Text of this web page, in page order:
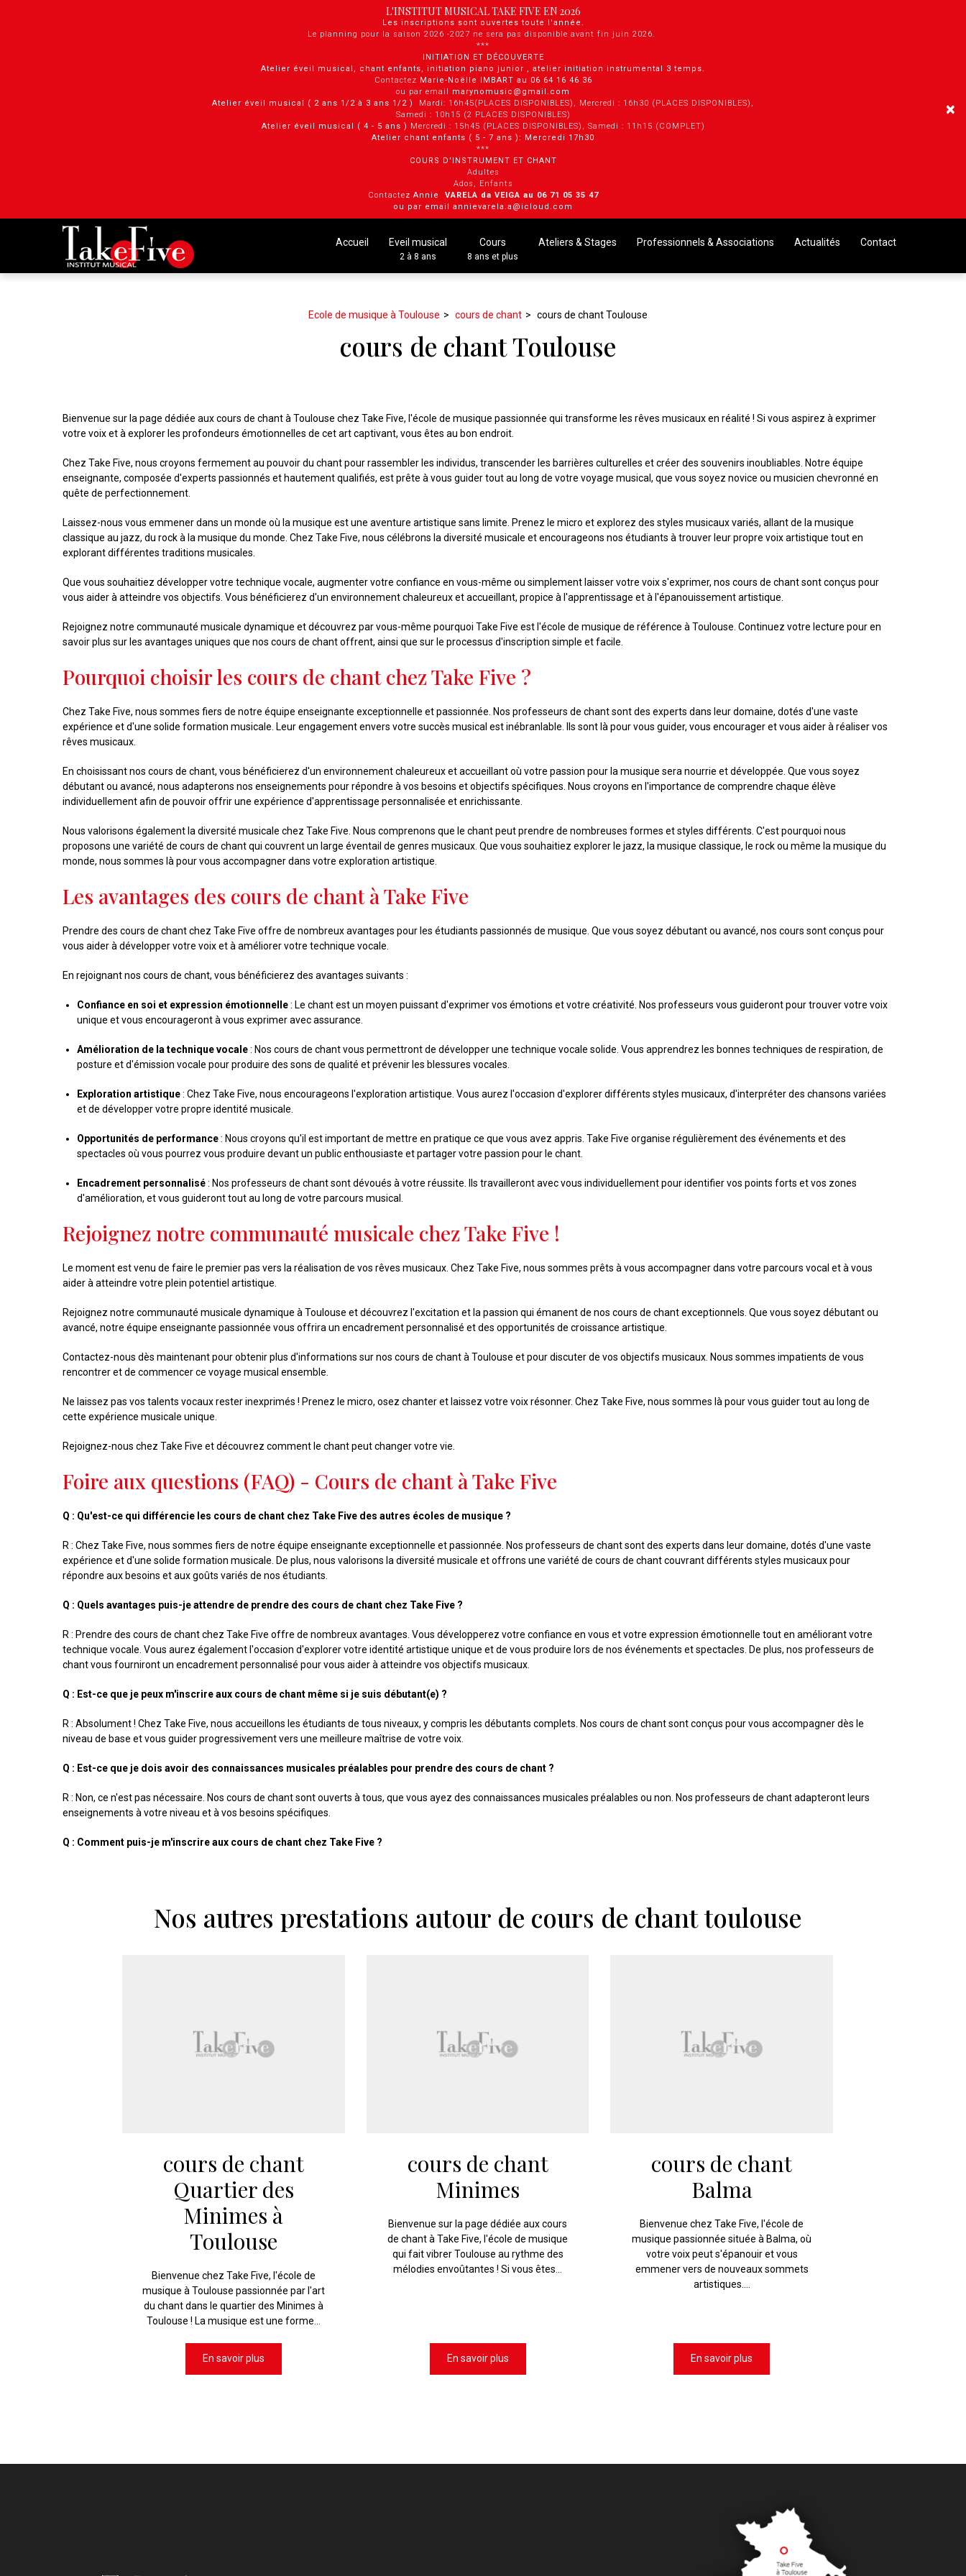
L'INSTITUT MUSICAL TAKE FIVE EN 2026
Les inscriptions sont ouvertes toute l'année.
Le planning pour la saison 2026 -2027 ne sera pas disponible avant fin juin 2026.
***
INITIATION ET DÉCOUVERTE
Atelier éveil musical, chant enfants, initiation piano junior , atelier initiation instrumental 3 temps.
Contactez Marie-Noëlle IMBART au 06 64 16 46 36
ou par email marynomusic@gmail.com
Atelier éveil musical ( 2 ans 1/2 à 3 ans 1/2 ) Mardi: 16h45(PLACES DISPONIBLES), Mercredi : 16h30 (PLACES DISPONIBLES),
Samedi : 10h15 (2 PLACES DISPONIBLES)
Atelier éveil musical ( 4 - 5 ans ) Mercredi : 15h45 (PLACES DISPONIBLES), Samedi : 11h15 (COMPLET)
Atelier chant enfants ( 5 - 7 ans ): Mercredi 17h30
***
COURS D'INSTRUMENT ET CHANT
Adultes
Ados, Enfants
Contactez Annie VARELA da VEIGA au 0 6 71 05 35 47
ou par email annievarela.a@icloud.com
×
Accueil Eveil musical
2 à 8 ans
Cours
8 ans et plus
Ateliers & Stages Professionnels & Associations Actualités Contact
Ecole de musique à Toulouse cours de chant cours de chant Toulouse
cours de chant Toulouse
Bienvenue sur la page dédiée aux cours de chant à Toulouse chez Take Five, l'école de musique passionnée qui transforme les rêves musicaux en réalité ! Si vous aspirez à exprimer
votre voix et à explorer les profondeurs émotionnelles de cet art captivant, vous êtes au bon endroit.
Chez Take Five, nous croyons fermement au pouvoir du chant pour rassembler les individus, transcender les barrières culturelles et créer des souvenirs inoubliables. Notre équipe
enseignante, composée d'experts passionnés et hautement qualifiés, est prête à vous guider tout au long de votre voyage musical, que vous soyez novice ou musicien chevronné en
quête de perfectionnement.
Laissez-nous vous emmener dans un monde où la musique est une aventure artistique sans limite. Prenez le micro et explorez des styles musicaux variés, allant de la musique
classique au jazz, du rock à la musique du monde. Chez Take Five, nous célébrons la diversité musicale et encourageons nos étudiants à trouver leur propre voix artistique tout en
explorant différentes traditions musicales.
Que vous souhaitiez développer votre technique vocale, augmenter votre confiance en vous-même ou simplement laisser votre voix s'exprimer, nos cours de chant sont conçus pour
vous aider à atteindre vos objectifs. Vous bénéficierez d'un environnement chaleureux et accueillant, propice à l'apprentissage et à l'épanouissement artistique.
Rejoignez notre communauté musicale dynamique et découvrez par vous-même pourquoi Take Five est l'école de musique de référence à Toulouse. Continuez votre lecture pour en
savoir plus sur les avantages uniques que nos cours de chant offrent, ainsi que sur le processus d'inscription simple et facile.
Pourquoi choisir les cours de chant chez Take Five ?
Chez Take Five, nous sommes fiers de notre équipe enseignante exceptionnelle et passionnée. Nos professeurs de chant sont des experts dans leur domaine, dotés d'une vaste
expérience et d'une solide formation musicale. Leur engagement envers votre succès musical est inébranlable. Ils sont là pour vous guider, vous encourager et vous aider à réaliser vos
rêves musicaux.
En choisissant nos cours de chant, vous bénéficierez d'un environnement chaleureux et accueillant où votre passion pour la musique sera nourrie et développée. Que vous soyez
débutant ou avancé, nous adapterons nos enseignements pour répondre à vos besoins et objectifs spécifiques. Nous croyons en l'importance de comprendre chaque élève
individuellement afin de pouvoir offrir une expérience d'apprentissage personnalisée et enrichissante.
Nous valorisons également la diversité musicale chez Take Five. Nous comprenons que le chant peut prendre de nombreuses formes et styles différents. C'est pourquoi nous
proposons une variété de cours de chant qui couvrent un large éventail de genres musicaux. Que vous souhaitiez explorer le jazz, la musique classique, le rock ou même la musique du
monde, nous sommes là pour vous accompagner dans votre exploration artistique.
Les avantages des cours de chant à Take Five
Prendre des cours de chant chez Take Five offre de nombreux avantages pour les étudiants passionnés de musique. Que vous soyez débutant ou avancé, nos cours sont conçus pour
vous aider à développer votre voix et à améliorer votre technique vocale.
En rejoignant nos cours de chant, vous bénéficierez des avantages suivants :
Confiance en soi et expression émotionnelle: Le chant est un moyen puissant d'exprimer vos émotions et votre créativité. Nos professeurs vous guideront pour trouver votre voix
unique et vous encourageront à vous exprimer avec assurance.
Amélioration de la technique vocale: Nos cours de chant vous permettront de développer une technique vocale solide. Vous apprendrez les bonnes techniques de respiration, de
posture et d'émission vocale pour produire des sons de qualité et prévenir les blessures vocales.
Exploration artistique: Chez Take Five, nous encourageons l'exploration artistique. Vous aurez l'occasion d'explorer différents styles musicaux, d'interpréter des chansons variées
et de développer votre propre identité musicale.
Opportunités de performance: Nous croyons qu'il est important de mettre en pratique ce que vous avez appris. Take Five organise régulièrement des événements et des
spectacles où vous pourrez vous produire devant un public enthousiaste et partager votre passion pour le chant.
Encadrement personnalisé: Nos professeurs de chant sont dévoués à votre réussite. Ils travailleront avec vous individuellement pour identifier vos points forts et vos zones
d'amélioration, et vous guideront tout au long de votre parcours musical.
Rejoignez notre communauté musicale chez Take Five !
Le moment est venu de faire le premier pas vers la réalisation de vos rêves musicaux. Chez Take Five, nous sommes prêts à vous accompagner dans votre parcours vocal et à vous
aider à atteindre votre plein potentiel artistique.
Rejoignez notre communauté musicale dynamique à Toulouse et découvrez l'excitation et la passion qui émanent de nos cours de chant exceptionnels. Que vous soyez débutant ou
avancé, notre équipe enseignante passionnée vous offrira un encadrement personnalisé et des opportunités de croissance artistique.
Contactez-nous dès maintenant pour obtenir plus d'informations sur nos cours de chant à Toulouse et pour discuter de vos objectifs musicaux. Nous sommes impatients de vous
rencontrer et de commencer ce voyage musical ensemble.
Ne laissez pas vos talents vocaux rester inexprimés ! Prenez le micro, osez chanter et laissez votre voix résonner. Chez Take Five, nous sommes là pour vous guider tout au long de
cette expérience musicale unique.
Rejoignez-nous chez Take Five et découvrez comment le chant peut changer votre vie.
Foire aux questions (FAQ) - Cours de chant à Take Five
Q : Qu'est-ce qui différencie les cours de chant chez Take Five des autres écoles de musique ?
R : Chez Take Five, nous sommes fiers de notre équipe enseignante exceptionnelle et passionnée. Nos professeurs de chant sont des experts dans leur domaine, dotés d'une vaste
expérience et d'une solide formation musicale. De plus, nous valorisons la diversité musicale et offrons une variété de cours de chant couvrant différents styles musicaux pour
répondre aux besoins et aux goûts variés de nos étudiants.
Q : Quels avantages puis-je attendre de prendre des cours de chant chez Take Five ?
R : Prendre des cours de chant chez Take Five offre de nombreux avantages. Vous développerez votre confiance en vous et votre expression émotionnelle tout en améliorant votre
technique vocale. Vous aurez également l'occasion d'explorer votre identité artistique unique et de vous produire lors de nos événements et spectacles. De plus, nos professeurs de
chant vous fourniront un encadrement personnalisé pour vous aider à atteindre vos objectifs musicaux.
Q : Est-ce que je peux m'inscrire aux cours de chant même si je suis débutant(e) ?
R : Absolument ! Chez Take Five, nous accueillons les étudiants de tous niveaux, y compris les débutants complets. Nos cours de chant sont conçus pour vous accompagner dès le
niveau de base et vous guider progressivement vers une meilleure maîtrise de votre voix.
Q : Est-ce que je dois avoir des connaissances musicales préalables pour prendre des cours de chant ?
R : Non, ce n'est pas nécessaire. Nos cours de chant sont ouverts à tous, que vous ayez des connaissances musicales préalables ou non. Nos professeurs de chant adapteront leurs
enseignements à votre niveau et à vos besoins spécifiques.
Q : Comment puis-je m'inscrire aux cours de chant chez Take Five ?
Nos autres prestations autour de cours de chant toulouse
cours de chant
Quartier des
Minimes à
Toulouse
Bienvenue chez Take Five, l'école de
musique à Toulouse passionnée par l'art
du chant dans le quartier des Minimes à
Toulouse ! La musique est une forme...
En savoir plus
cours de chant
Minimes
Bienvenue sur la page dédiée aux cours
de chant à Take Five, l'école de musique
qui fait vibrer Toulouse au rythme des
mélodies envoûtantes ! Si vous êtes...
En savoir plus
cours de chant
Balma
Bienvenue chez Take Five, l'école de
musique passionnée située à Balma, où
votre voix peut s'épanouir et vous
emmener vers de nouveaux sommets
artistiques....
En savoir plus